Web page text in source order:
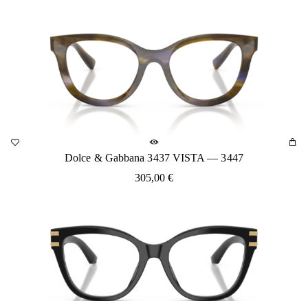
Dolce & Gabbana 3437 VISTA — 3447
305,00€